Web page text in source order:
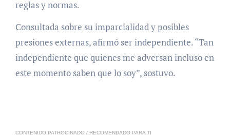
reglas y normas.
Consultada sobre su imparcialidad y posibles
presiones externas, afirmó ser independiente. “Tan
independiente que quienes me adversan incluso en
este momento saben que lo soy”, sostuvo.
CONTENIDO PATROCINADO / RECOMENDADO PARA TI